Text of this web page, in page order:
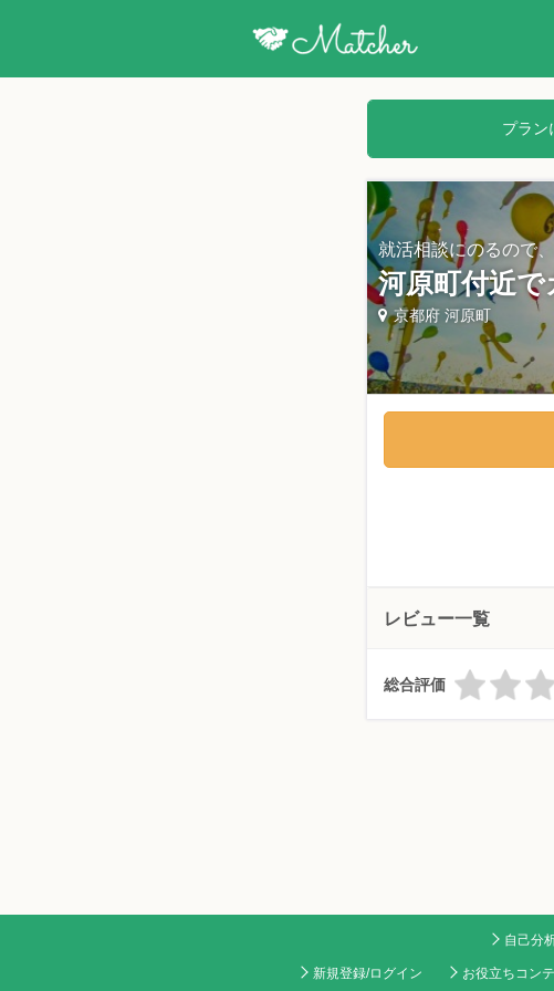
プラン
就活相談にのるので、
河原町付近
京都府 河原町
レビュー一覧
総合評価
自己分
新規登録/ログイン お役立ちコン